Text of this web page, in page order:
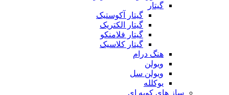
گیتار
گیتار آکوستیک
گیتار الکتریک
گیتار فلامنکو
گیتار کلاسیک
هنگ درام
ویولن
ویولن سل
یوکلله
ساز های کوبه ای